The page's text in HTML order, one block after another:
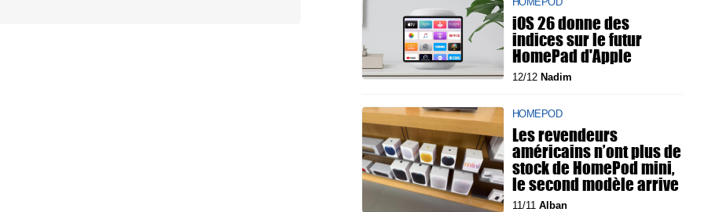
iOS 26 donne des
indices sur le futur
HomePad d'Apple
12/12 Nadim
HOMEPOD
Les revendeurs
américains n’ont plus de
stock de HomePod mini,
le second modèle arrive
11/11 Alban